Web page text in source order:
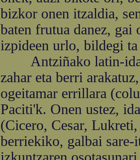
bizkor onen itzaldia,
baten frutua danez, gai
izpideen urlo, bildegi
Antziñako latin-
zahar eta berri
ogeitamar errillara
Paciti'k. Onen ustez,
(Cicero, Cesar,
berriekiko, galbai